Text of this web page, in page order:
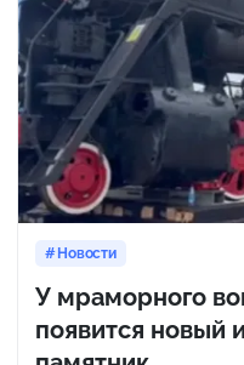
Новости
У мраморного
появится новый